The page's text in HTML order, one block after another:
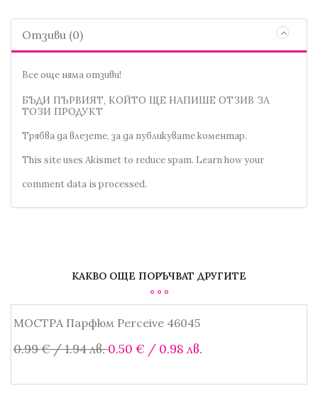
Отзиви (0)
Все още няма отзиви!
БЪДИ ПЪРВИЯТ, КОЙТО ЩЕ НАПИШЕ ОТЗИВ ЗА
ТОЗИ ПРОДУКТ
Трябва давлезете, за да публикувате коментар.
This site uses Akismet to reduce spam. Learn how your
comment data is processed.
КАКВО ОЩЕ ПОРЪЧВАТ ДРУГИТЕ
МOСТРА Парфюм Perceive 46045
0.99€/ 1.94 лв.Original
0.50 € / 0.98 лв.